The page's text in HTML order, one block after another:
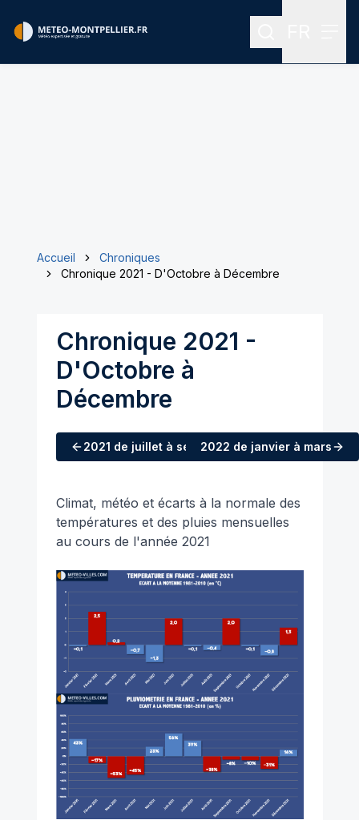
Rechercher
Accueil
Chroniques
Chronique 2021 - D'Octobre à Décembre
Chronique 2021 -
D'Octobre à
Décembre
2021 de juillet à septembre
2022 de janvier à mars
Climat, météo et écarts à la normale des
températures et des pluies mensuelles
au cours de l'année 2021